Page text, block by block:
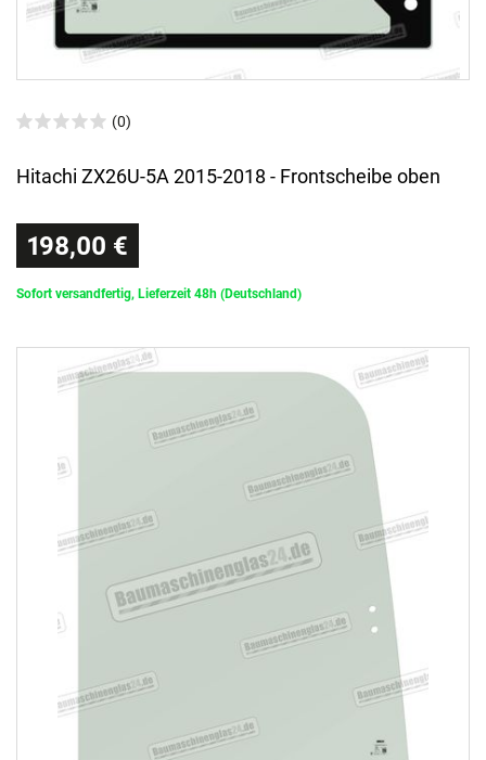
(0)
Hitachi ZX26U-5A 2015-2018 - Frontscheibe oben
198,00 €
Sofort versandfertig, Lieferzeit 48h (Deutschland)